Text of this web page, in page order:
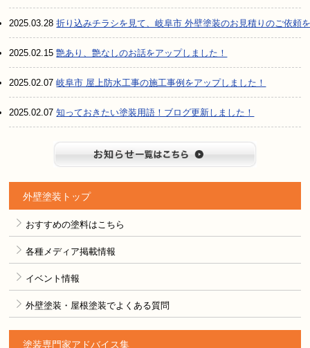
2025.03.28折り込みチラシを見て、岐阜市 外壁塗装のお見積りのご依頼
2025.02.15艶あり、艶なしのお話をアップしました！
2025.02.07岐阜市 屋上防水工事の施工事例をアップしました！
2025.02.07知っておきたい塗装用語！ブログ更新しました！
外壁塗装トップ
おすすめの塗料はこちら
各種メディア掲載情報
イベント情報
外壁塗装・屋根塗装でよくある質問
塗装専門家アドバイス集